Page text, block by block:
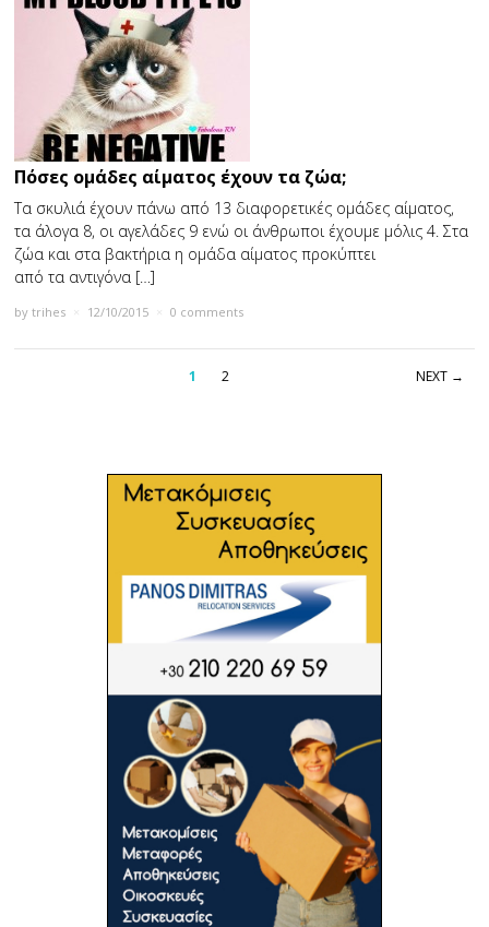
Πόσες ομάδες αίματος έχουν τα ζώα;
Τα σκυλιά έχουν πάνω από 13 διαφορετικές ομάδες αίματος,
τα άλογα 8, οι αγελάδες 9 ενώ οι άνθρωποι έχουμε μόλις 4. Στα
ζώα και στα βακτήρια η ομάδα αίματος προκύπτει
από τα αντιγόνα […]
bytrihes 12/10/2015 0 comments
1 2 NEXT →